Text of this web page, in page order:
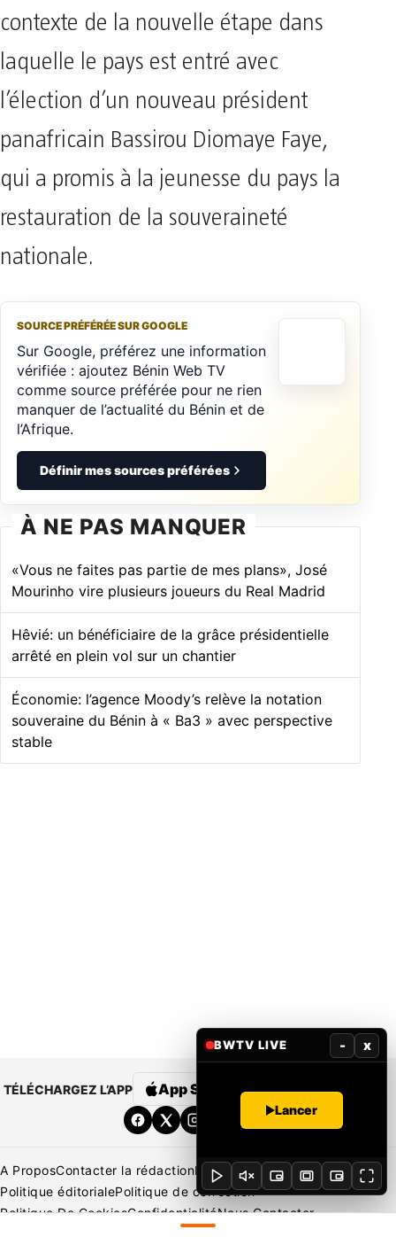
contexte de la nouvelle étape dans
laquelle le pays est entré avec
l’élection d’un nouveau président
panafricain Bassirou Diomaye Faye,
qui a promis à la jeunesse du pays la
restauration de la souveraineté
nationale.
SOURCE PRÉFÉRÉE SUR GOOGLE
Sur Google, préférez une information
vérifiée : ajoutez Bénin Web TV
comme source préférée pour ne rien
manquer de l’actualité du Bénin et de
l’Afrique.
Définir mes sources préférées
À NE PAS MANQUER
«Vous ne faites pas partie de mes plans», José
Mourinho vire plusieurs joueurs du Real Madrid
Hêvié: un bénéficiaire de la grâce présidentielle
arrêté en plein vol sur un chantier
Économie: l’agence Moody’s relève la notation
souveraine du Bénin à « Ba3 » avec perspective
stable
TÉLÉCHARGEZ L’APP App Store Google Play
A ProposContacter la rédactionRédaction Mentions légales
Politique éditorialePolitique de correction
Politique De CookiesConfidentialitéNous Contacter
BWTV LIVE - x
Lancer